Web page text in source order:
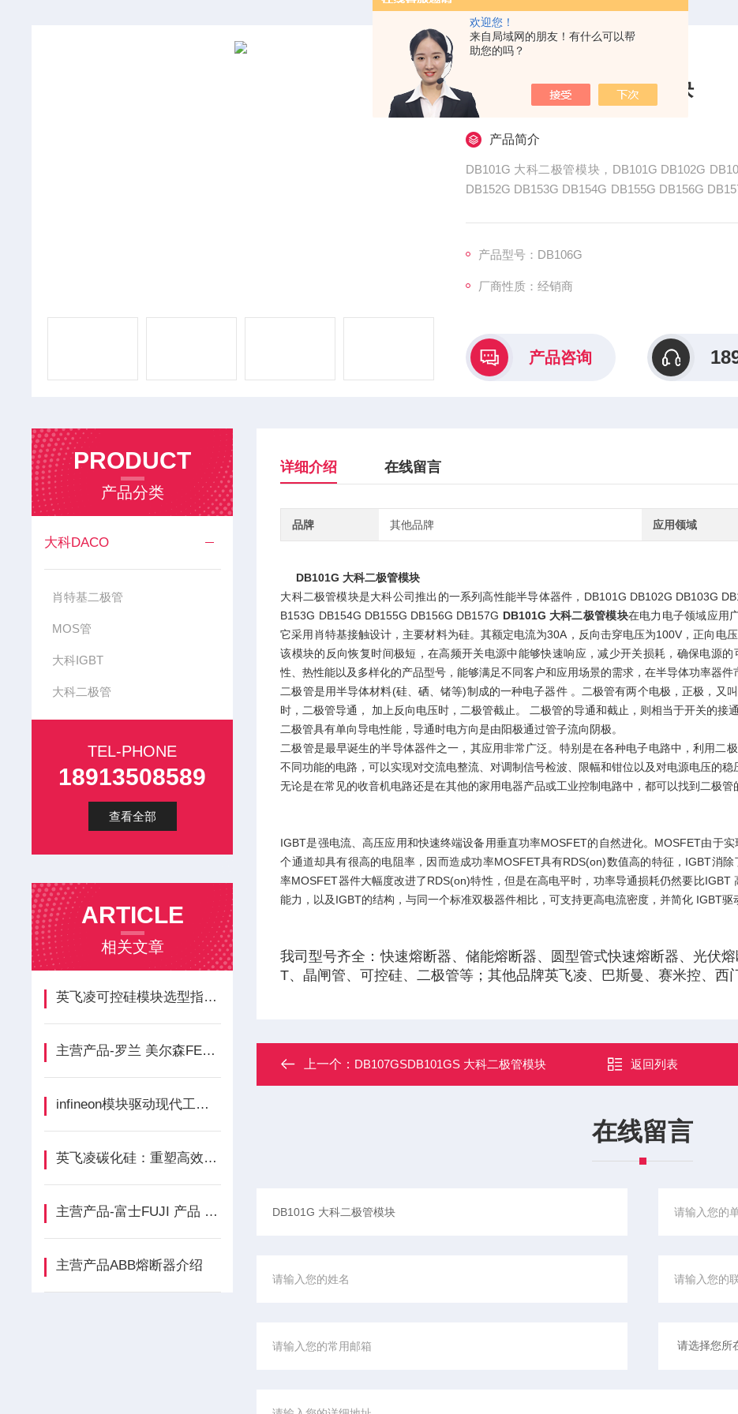
欢迎您！
来自局域网的朋友！有什么可以帮
助您的吗？
DB101G 大科二极管模块
产品简介
DB101G 大科二极管模块，DB101G DB102G
DB152G DB153G DB154G DB155G DB156G
产品型号：DB106G
厂商性质：经销商
产品咨询
PRODUCT
产品分类
大科DACO
肖特基二极管
MOS管
大科IGBT
大科二极管
TEL-PHONE
18913508589
查看全部
ARTICLE
相关文章
英飞凌可控硅模块选型指南：精准匹配应用需求的关键步骤
主营产品-罗兰 美尔森FERRAZ介绍
infineon模块驱动现代工业与数字未来的核心引擎
英飞凌碳化硅：重塑高效能源转换的宽禁带半导体引擎
主营产品-富士FUJI 产品 品牌介绍
主营产品ABB熔断器介绍
详细介绍 在线留言
品牌 其他品牌 应用领域
DB101G 大科二极管模块
大科二极管模块是大科公司推出的一系列高性能半导体器件，DB101G DB102G DB103G
B153G DB154G DB155G DB156G DB157G DB101G 大科二极管模块在电力电子领域应用
它采用肖特基接触设计，主要材料为硅。其额定电流为30A，反向击穿电压为100V，正向电
该模块的反向恢复时间极短，在高频开关电源中能够快速响应，减少开关损耗，确保电源
性、热性能以及多样化的产品型号，能够满足不同客户和应用场景的需求，在半导体功率器件
二极管是用半导体材料(硅、硒、锗等)制成的一种电子器件 。二极管有两个电极，正极，又
时，二极管导通， 加上反向电压时，二极管截止。 二极管的导通和截止，则相当于开关的接通
二极管具有单向导电性能，导通时电方向是由阳极通过管子流向阴极。
二极管是最早诞生的半导体器件之一，其应用非常广泛。特别是在各种电子电路中，利用二
不同功能的电路，可以实现对交流电整流、对调制信号检波、限幅和钳位以及对电源电压的稳
无论是在常见的收音机电路还是在其他的家用电器产品或工业控制电路中，都可以找到二极管
IGBT是强电流、高压应用和快速终端设备用垂直功率MOSFET的自然进化。MOSFET由于
个通道却具有很高的电阻率，因而造成功率MOSFET具有RDS(on)数值高的特征，IGBT消
率MOSFET器件大幅度改进了RDS(on)特性，但是在高电平时，功率导通损耗仍然要比IGBT
能力，以及IGBT的结构，与同一个标准双极器件相比，可支持更高电流密度，并简化 IGBT驱
我司型号齐全：快速熔断器、储能熔断器、圆型管式快速熔断器、光伏
T、晶闸管、可控硅、二极管等；其他品牌英飞凌、巴斯曼、赛米控、西
上一个： DB107GSDB101GS 大科二极管模块 返回列表
在线留言